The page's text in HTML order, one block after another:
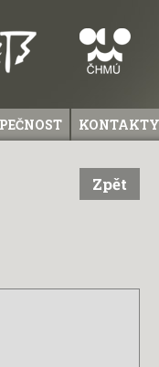
KONTAKTY
Zpět